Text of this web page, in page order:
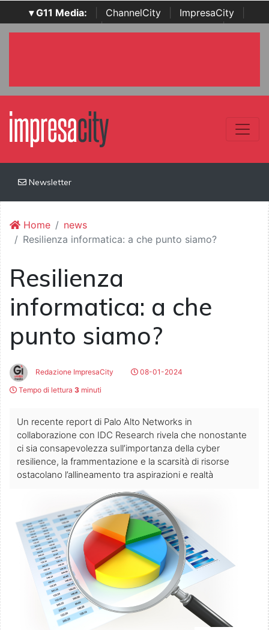
▾ G11 Media: ChannelCity ImpresaCity
SecurityOpenLab | Italian Channel Awards | Italian
Newsletter
Home
news
Resilienza informatica: a che punto siamo?
Resilienza
informatica: a che
punto siamo?
Redazione ImpresaCity
08-01-2024
Tempo di lettura 3 minuti
Un recente report di Palo Alto Networks in
collaborazione con IDC Research rivela che nonostante
ci sia consapevolezza sull’importanza della cyber
resilience, la frammentazione e la scarsità di risorse
ostacolano l’allineamento tra aspirazioni e realtà